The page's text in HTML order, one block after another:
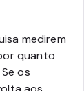
medirem
quanto
os